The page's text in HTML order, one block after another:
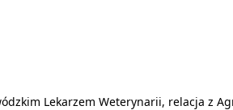
Lekarzem Weterynarii, relacja z